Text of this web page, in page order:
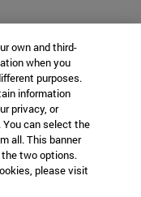
own and third-
when you
purposes.
information
privacy, or
can select the
all. This banner
two options.
please visit